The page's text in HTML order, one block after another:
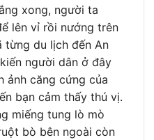
xong, người ta
lên vỉ rồi nướng trên
từng du lịch đến An
người dân ở đây
ảnh căng cứng của
bạn cảm thấy thú vị.
miếng tung lò mò
bò bên ngoài còn